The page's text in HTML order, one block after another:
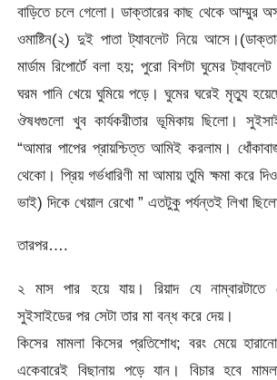
বাড়িতে চলে গেলো। ডাক্তারের কাছ থেকে আম্মুর
ওমাষ্টিন(২) দুই পাতা ট্যাবলেট নিয়ে
মার্ডাম রিপোর্টে বলা হয়; পুরো বিশটা ঘুমের
ঘরম পানি খেয়ে ঘুমিয়ে পড়ে। ঘুমের ঘরেই মৃত্যু
ঔষধগুলো খুব কার্যকরীতার ভূমিকায় ছিলো।
“আমার পাপের প্রায়শ্চিত্ত আমিই করলাম।
থেকো। প্রিয় গর্ভধারিণী মা আমায় তুমি ক্ষমা করে
ভাই) দিকে খেয়াল রেখো ” এতটুকু পর্যন্তই লিখা ছিলো
তারপর….
২ মাস পার হয়ে যায়। রিয়াদ যে নাম্বারটাতে
সুইসাইডের পর সেটা তার মা বন্ধ করে দেয়।
কিসের মামলা কিসের প্রতিশোধ; বরং মেয়ে
একেবারেই বিছানায় পড়ে যান। বিচার হবে